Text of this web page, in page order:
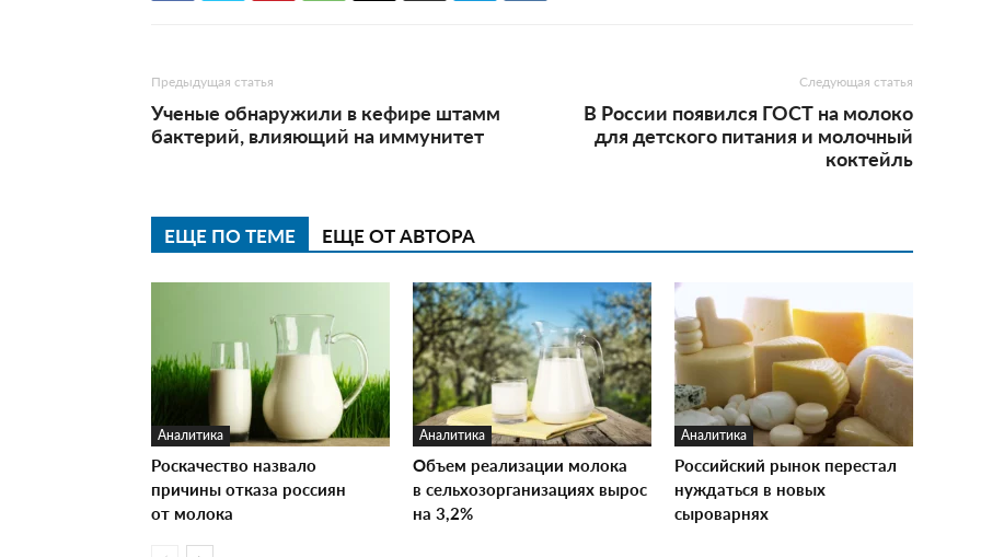
Предыдущая статья
Ученые обнаружили в кефире штамм
бактерий, влияющий на иммунитет
Следующая статья
В России появился ГОСТ на молоко
для детского питания и молочный
коктейль
ЕЩЕ ПО ТЕМЕ ЕЩЕ ОТ АВТОРА
Аналитика
Роскачество назвало
причины отказа россиян
от молока
Аналитика
Объем реализации молока
в сельхозорганизациях вырос
на 3,2%
Аналитика
Российский рынок перестал
нуждаться в новых
сыроварнях